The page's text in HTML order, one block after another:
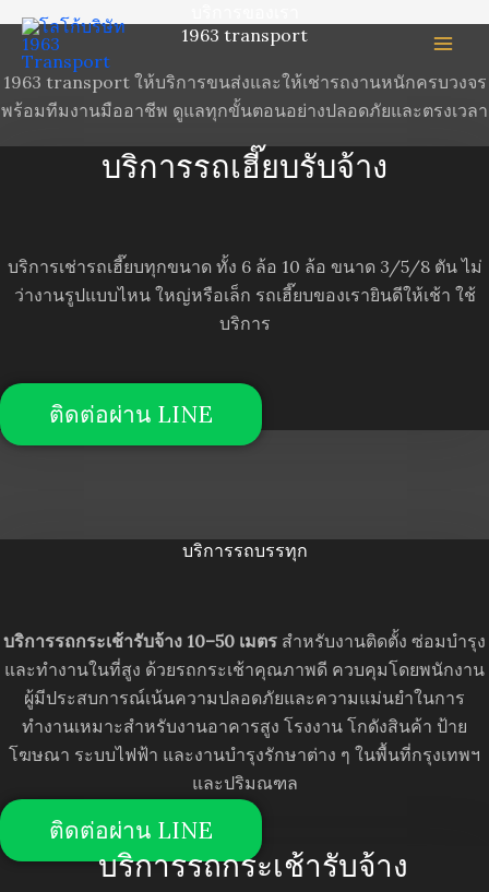
Skip
content
1963 transport
1963 transport ให้บริการขนส่งและให้เช่ารถงานหนักครบวงจร
พร้อมทีมงานมืออาชีพ ดูแลทุกขั้นตอนอย่างปลอดภัยและตรงเวลา
บริการรถเฮี๊ยบรับจ้าง
บริการเช่ารถเฮี๊ยบทุกขนาด ทั้ง 6 ล้อ 10 ล้อ ขนาด 3/5/8 ตัน ไม่
ว่างานรูปแบบไหน ใหญ่หรือเล็ก รถเฮี๊ยบของเรายินดีให้เช้า ใช้
บริการ
ติดต่อผ่าน LINE
บริการรถบรรทุก
บริการรถกระเช้ารับจ้าง 10–50 เมตร สำหรับงานติดตั้ง ซ่อมบำรุง
และทำงานในที่สูง ด้วยรถกระเช้าคุณภาพดี ควบคุมโดยพนักงาน
ผู้มีประสบการณ์เน้นความปลอดภัยและความแม่นยำในการ
ทำงานเหมาะสำหรับงานอาคารสูง โรงงาน โกดังสินค้า ป้าย
โฆษณา ระบบไฟฟ้า และงานบำรุงรักษาต่าง ๆ ในพื้นที่กรุงเทพฯ
และปริมณฑล
ติดต่อผ่าน LINE
บริการรถกระเช้ารับจ้าง